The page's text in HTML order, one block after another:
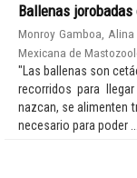
Ballenas
Monroy Gamboa, Alina
Mexicana de
"Las ballenas son
recorridos para
nazcan, se alimenten
necesario para poder ...